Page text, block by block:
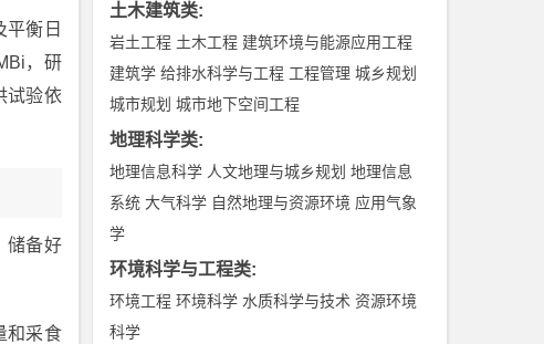
平衡日
，研
试验依
储备好
和采食
土木建筑类:
岩土工程 土木工程 建筑环境与能源应用工程
建筑学 给排水科学与工程 工程管理 城乡规划
城市规划 城市地下空间工程
地理科学类:
地理信息科学 人文地理与城乡规划 地理信息
系统 大气科学 自然地理与资源环境 应用气象
学
环境科学与工程类:
环境工程 环境科学 水质科学与技术 资源环境
科学